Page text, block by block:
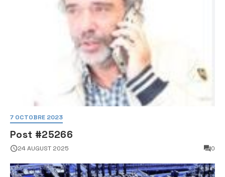
7 OCTOBRE 2023
Post #25266
24 AUGUST 2025 0